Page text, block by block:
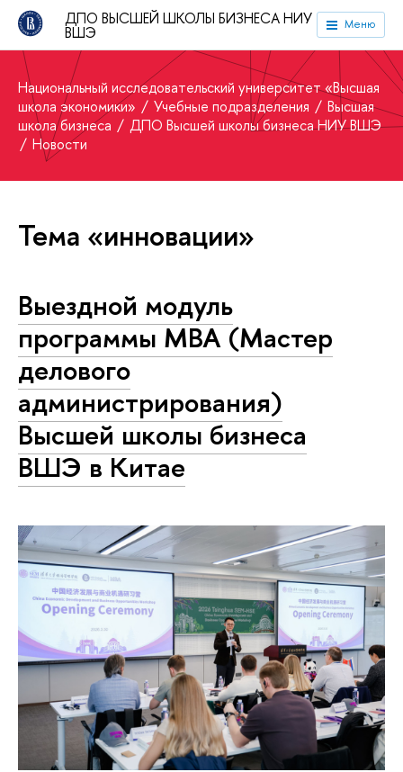
ДПО ВЫСШЕЙ ШКОЛЫ БИЗНЕСА НИУ
ВШЭ Меню
Национальный исследовательский университет «Высшая
школа экономики»
Учебные подразделения
Высшая
школа бизнеса
ДПО Высшей школы бизнеса НИУ ВШЭ
Новости
Тема «инновации»
Выездной модуль
программы MBA (Мастер
делового
администрирования)
Высшей школы бизнеса
ВШЭ в Китае